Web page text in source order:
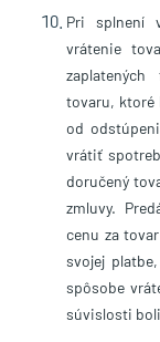
Pri splnení
vrátenie
tovaru, ktoré
od
vrátiť
doručený
zmluvy.
cenu za
svojej
spôsobe
súvislosti